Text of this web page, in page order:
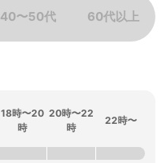
40〜50代
60代以上
18時〜20
時
20時〜22
時
22時〜